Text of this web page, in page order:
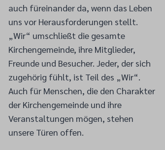
auch füreinander da, wenn das Leben
uns vor Herausforderungen stellt.
„Wir“ umschließt die gesamte
Kirchengemeinde, ihre Mitglieder,
Freunde und Besucher. Jeder, der sich
zugehörig fühlt, ist Teil des „Wir“.
Auch für Menschen, die den Charakter
der Kirchengemeinde und ihre
Veranstaltungen mögen, stehen
unsere Türen offen.